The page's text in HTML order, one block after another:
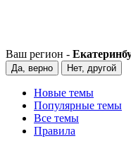
Ваш регион -
Да, верно Нет, другой
Новые темы
Популярные темы
Все темы
Правила